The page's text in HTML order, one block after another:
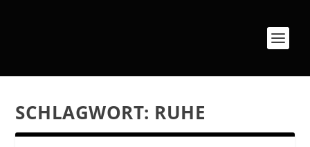
SCHLAGWORT: RUHE